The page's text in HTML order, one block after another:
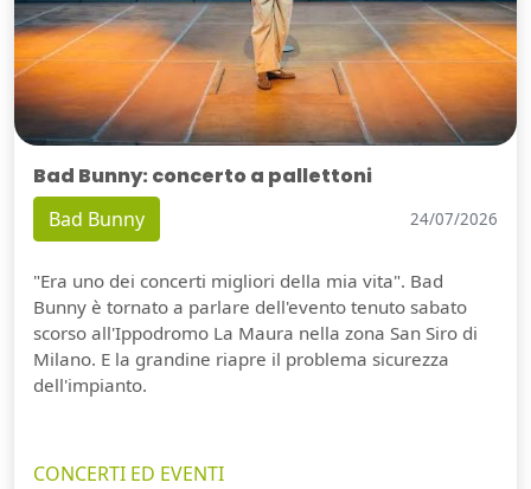
Bad Bunny: concerto a pallettoni
Bad Bunny 24/07/2026
"Era uno dei concerti migliori della mia vita". Bad
Bunny è tornato a parlare dell'evento tenuto sabato
scorso all'Ippodromo La Maura nella zona San Siro di
Milano. E la grandine riapre il problema sicurezza
dell'impianto.
CONCERTI ED EVENTI